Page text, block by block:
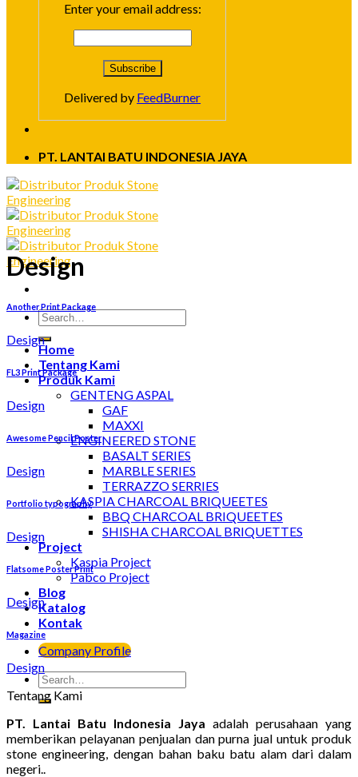
Enter your email address:
Delivered by FeedBurner
PT. LANTAI BATU INDONESIA JAYA
Home
Tentang Kami
Produk Kami
GENTENG ASPAL
GAF
MAXXI
ENGINEERED STONE
BASALT SERIES
MARBLE SERIES
TERRAZZO SERRIES
KASPIA CHARCOAL BRIQUEETES
BBQ CHARCOAL BRIQUEETES
SHISHA CHARCOAL BRIQUETTES
Project
Kaspia Project
Pabco Project
Blog
Katalog
Kontak
Company Profile
Design
Another Print Package
Design
FL3 Print Package
Design
Awesome Pencil Poster
Design
Portfolio typography
Design
Flatsome Poster Print
Design
Magazine
Design
Tentang Kami
PT. Lantai Batu Indonesia Jaya adalah perusahaan yang
memberikan pelayanan penjualan dan purna jual untuk produk
stone engineering, dengan bahan baku batu alam dari dalam
negeri..